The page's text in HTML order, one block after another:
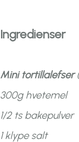
Ingredienser
Mini tortillalefser
300g hvetemel
1/2 ts bakepulver
1 klype salt